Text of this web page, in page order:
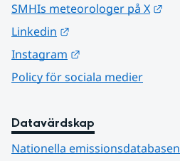
SMHIs meteorologer på X
Linkedin
Instagram
Policy för sociala medier
Datavärdskap
Nationella emissionsdatabasen